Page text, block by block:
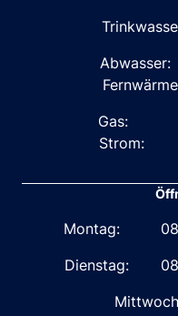
Gas:
Strom:
Montag:
Dienstag: